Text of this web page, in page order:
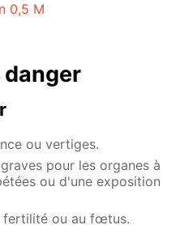
0,5 M
ou vertiges.
pour les organes à
ou d'une exposition
fertilité ou au fœtus.